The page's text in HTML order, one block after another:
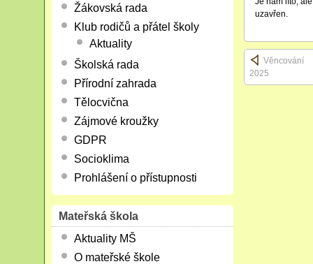
uzavřen.
Věncování
2025
Žákovská rada
Klub rodičů a přátel školy
Aktuality
Školská rada
Přírodní zahrada
Tělocvična
Zájmové kroužky
GDPR
Socioklima
Prohlášení o přístupnosti
Mateřská škola
Aktuality MŠ
O mateřské škole